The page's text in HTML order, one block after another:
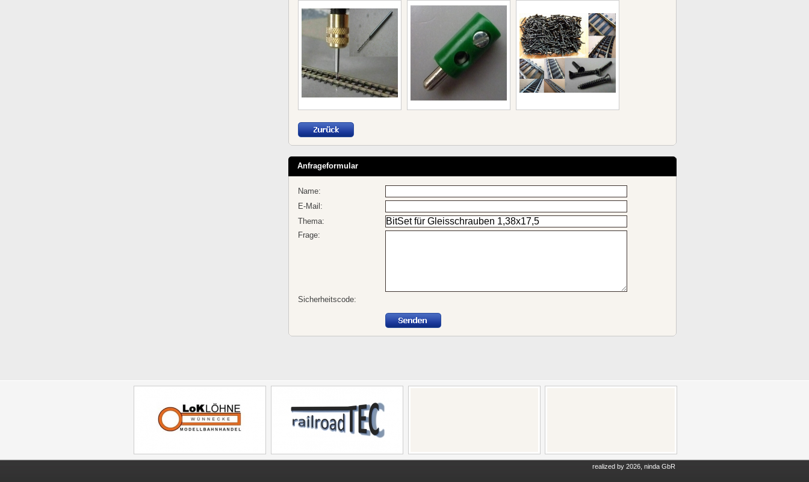
Anfrageformular
Name:
E-Mail:
Thema:
Frage:
Sicherheitscode:
realized by 2026, ninda GbR